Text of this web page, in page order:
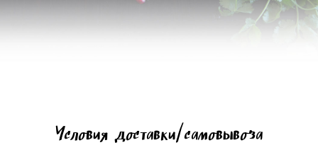
Условия доставки/самовывоза